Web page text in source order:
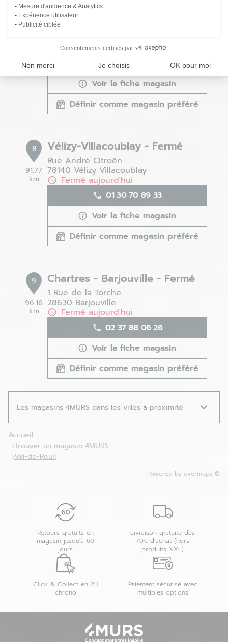
Mesure d'audience & Analytics
Expérience utilisateur
Publicité ciblée
Consentements certifiés par
Non merci Je choisis OK pour moi
7 Creil - Saint-Maximin - Fermé
152 avenue de La Paix
Fermé aujourd'hui
03 44 24 08 74
Voir la fiche magasin
Définir comme magasin préféré
8
91.77
km
Vélizy-Villacoublay - Fermé
Rue André Citroën
78140 Vélizy Villacoublay
Fermé aujourd'hui
01 30 70 89 33
Voir la fiche magasin
Définir comme magasin préféré
9
96.16
km
Chartres - Barjouville - Fermé
1 Rue de la Torche
28630 Barjouville
Fermé aujourd'hui
02 37 88 06 26
Voir la fiche magasin
Définir comme magasin préféré
Les magasins 4MURS dans les villes à proximité
Accueil
Trouver un magasin 4MURS
Val-de-Reuil
Powered by evermaps ©
Retours gratuits en
magasin jusqu'à 60
jours
Livraison gratuite dès
70€ d'achat (hors
produits XXL)
Click & Collect en 2H
chrono
Paiement sécurisé avec
multiples options